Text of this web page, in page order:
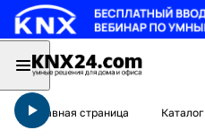
Главная страница Каталог